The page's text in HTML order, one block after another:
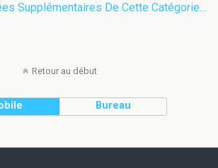
Supplémentaires De Cette Catégorie…
Retour au début
Bureau